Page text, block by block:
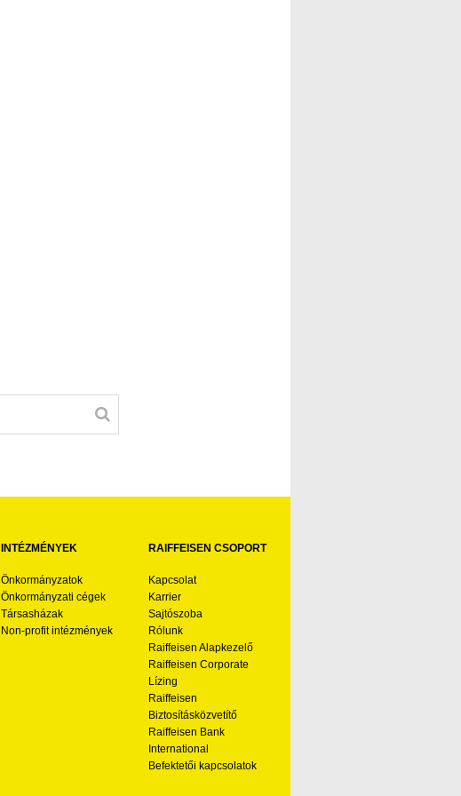
INTÉZMÉNYEK
Önkormányzatok
Önkormányzati cégek
Társasházak
Non-profit intézmények
RAIFFEISEN CSOPORT
Kapcsolat
Karrier
Sajtószoba
Rólunk
Raiffeisen Alapkezelő
Raiffeisen Corporate
Lízing
Raiffeisen
Biztosításközvetítő
Raiffeisen Bank
International
Befektetői kapcsolatok